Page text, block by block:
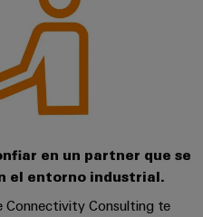
en un partner que se
el entorno industrial.
Connectivity Consulting te